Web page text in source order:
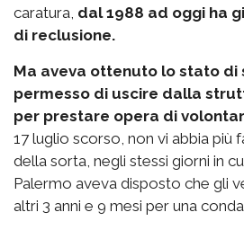
caratura, dal 1988 ad oggi ha
di reclusione.
Ma aveva ottenuto lo stato di
permesso di uscire dalla
per prestare opera di
17 luglio scorso, non vi abbia più
della sorta, negli stessi giorni in
Palermo aveva disposto che gli
altri 3 anni e 9 mesi per una